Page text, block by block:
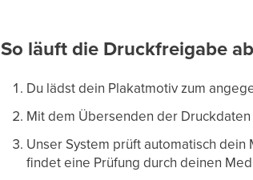
So läuft die Druckfreigabe ab
Du lädst dein Plakatmotiv zum
Mit dem Übersenden der
Unser System prüft automatisch
findet eine Prüfung durch deinen